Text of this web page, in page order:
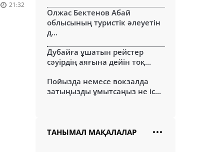
21:32
Олжас Бектенов Абай
облысының туристік әлеуетін
д...
Дубайға ұшатын рейстер
сәуірдің аяғына дейін тоқ...
Пойызда немесе вокзалда
затыңызды ұмытсаңыз не іс...
ТАНЫМАЛ МАҚАЛАЛАР